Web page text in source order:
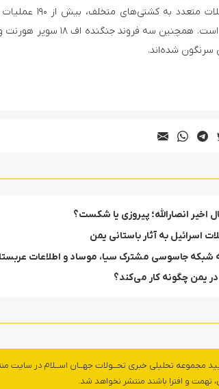
ارتش یمن
سرنگون شده‌اند.
اخیر انصارالله؛ پیروزی یا شکست؟
اسرائیل به آثار باستانی یمن
شبکه جاسوسی مشترک سیا، موساد و اطلاعات
یمن چگونه کار می‌کند؟
مجموعه تحلیلی خبری تحــولات جهــان اســلام در سایت
تهمت و افترا باشند منتشر نخواهد شد.